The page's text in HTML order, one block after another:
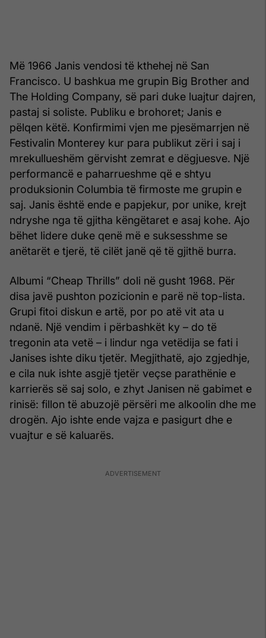
Më 1966 Janis vendosi të kthehej në San
Francisco. U bashkua me grupin Big Brother and
The Holding Company, së pari duke luajtur dajren,
pastaj si soliste. Publiku e brohoret; Janis e
pëlqen këtë. Konfirmimi vjen me pjesëmarrjen në
Festivalin Monterey kur para publikut zëri i saj i
mrekullueshëm gërvisht zemrat e dëgjuesve. Një
performancë e paharrueshme që e shtyu
produksionin Columbia të firmoste me grupin e
saj. Janis është ende e papjekur, por unike, krejt
ndryshe nga të gjitha këngëtaret e asaj kohe. Ajo
bëhet lidere duke qenë më e suksesshme se
anëtarët e tjerë, të cilët janë që të gjithë burra.
Albumi “Cheap Thrills” doli në gusht 1968. Për
disa javë pushton pozicionin e parë në top-lista.
Grupi fitoi diskun e artë, por po atë vit ata u
ndanë. Një vendim i përbashkët ky – do të
tregonin ata vetë – i lindur nga vetëdija se fati i
Janises ishte diku tjetër. Megjithatë, ajo zgjedhje,
e cila nuk ishte asgjë tjetër veçse parathënie e
karrierës së saj solo, e zhyt Janisen në gabimet e
rinisë: fillon të abuzojë përsëri me alkoolin dhe me
drogën. Ajo ishte ende vajza e pasigurt dhe e
vuajtur e së kaluarës.